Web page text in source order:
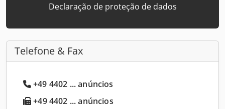
Declaração de proteção de dados
Telefone & Fax
+49 4402 ... anúncios
+49 4402 ... anúncios